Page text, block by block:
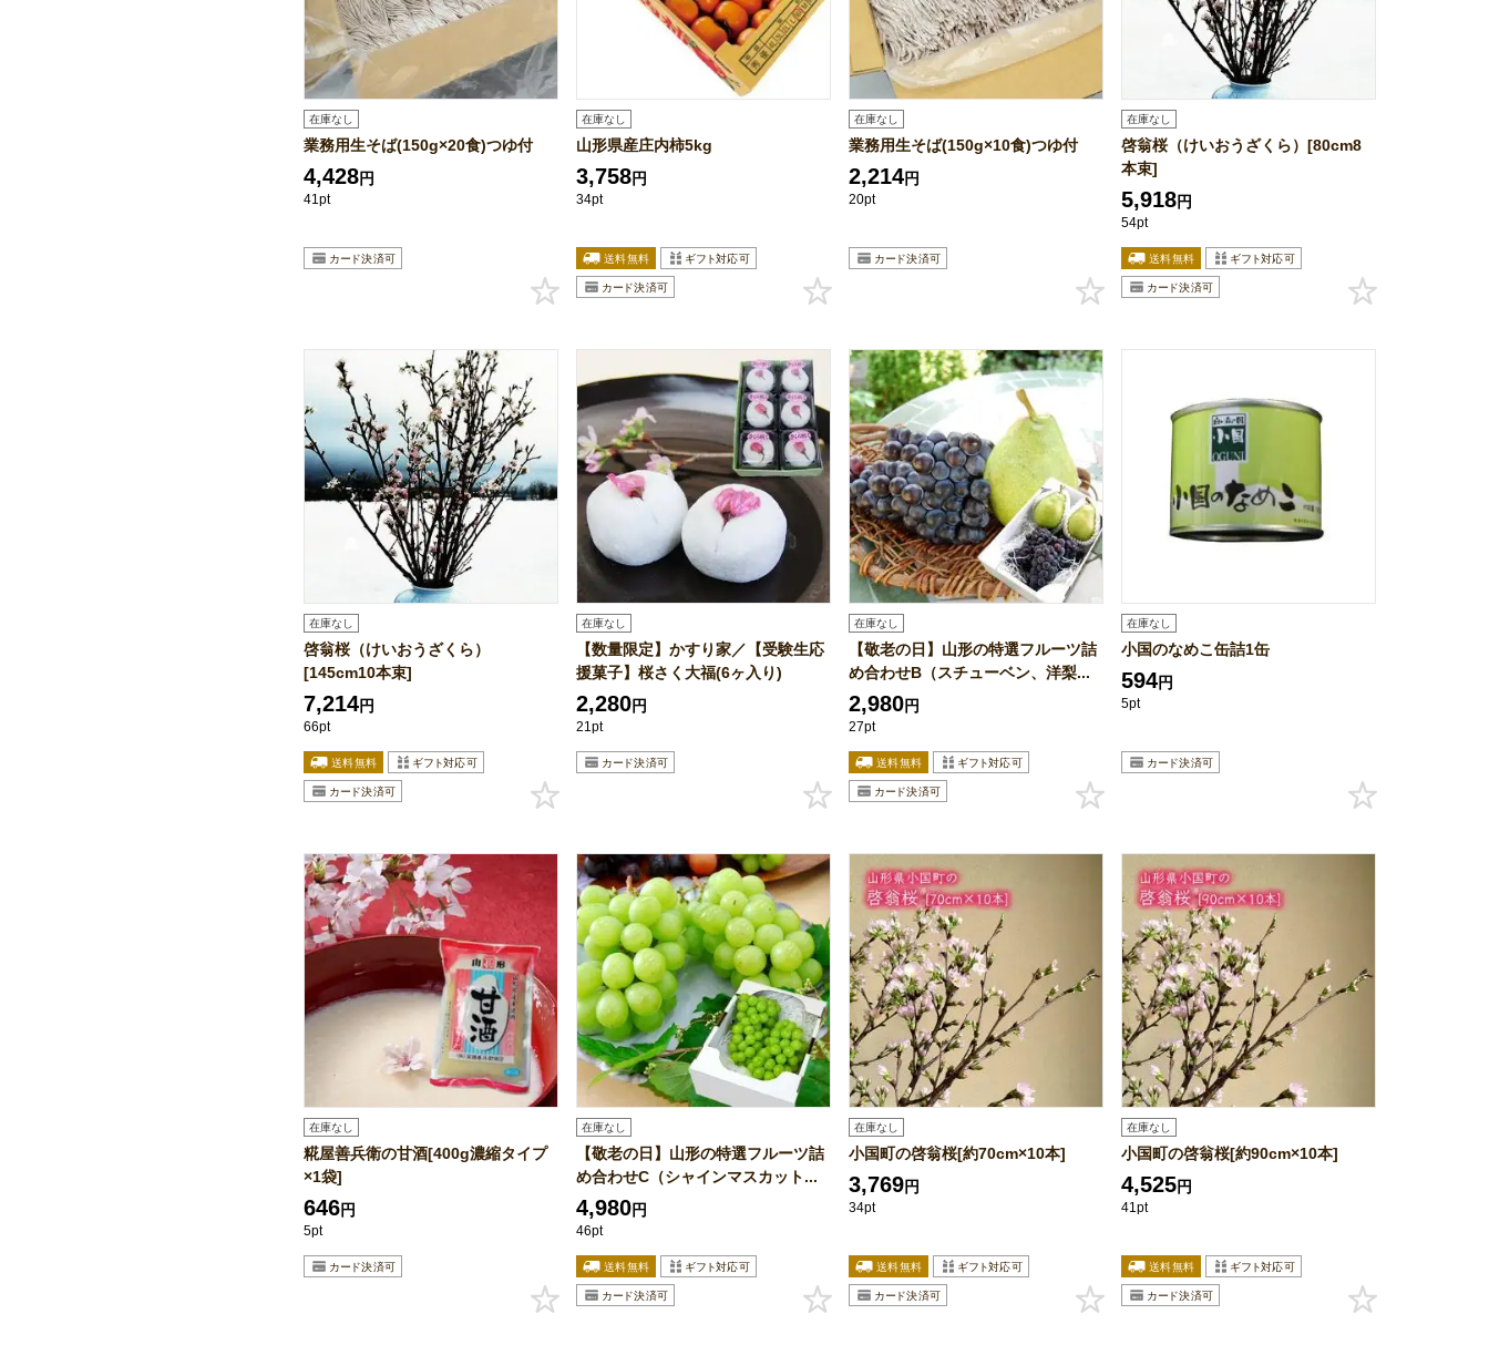
在庫なし
業務用生そば(150g×20食)つゆ付
4,428円
41pt
在庫なし
山形県産庄内柿5kg
3,758円
34pt
在庫なし
業務用生そば(150g×10食)つゆ付
2,214円
20pt
在庫なし
啓翁桜（けいおうざくら）[80cm8
本束]
5,918円
54pt
在庫なし
啓翁桜（けいおうざくら）
[145cm10本束]
7,214円
66pt
在庫なし
【数量限定】かすり家／【受験生応
援菓子】桜さく大福(6ヶ入り)
2,280円
21pt
在庫なし
【敬老の日】山形の特選フルーツ詰
め合わせB（スチューベン、洋梨...
2,980円
27pt
在庫なし
小国のなめこ缶詰1缶
594円
5pt
在庫なし
糀屋善兵衛の甘酒[400g濃縮タイプ
×1袋]
646円
5pt
在庫なし
【敬老の日】山形の特選フルーツ詰
め合わせC（シャインマスカット...
4,980円
46pt
在庫なし
小国町の啓翁桜[約70cm×10本]
3,769円
34pt
在庫なし
小国町の啓翁桜[約90cm×10本]
4,525円
41pt